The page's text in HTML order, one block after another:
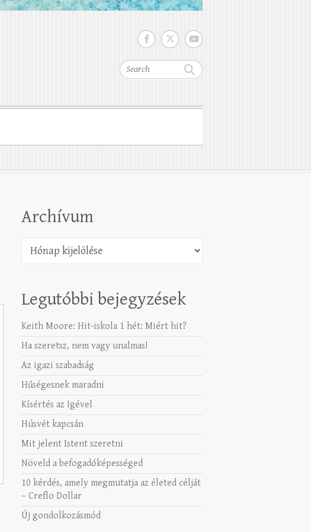
Search
Archívum
Archívum
Legutóbbi bejegyzések
Keith Moore: Hit-iskola 1 hét: Miért hit?
Ha szeretsz, nem vagy unalmas!
Az igazi szabadság
Hűségesnek maradni
Kísértés az Igével
Húsvét kapcsán
Mit jelent Istent szeretni
Növeld a befogadóképességed
10 kérdés, amely megmutatja az életed célját
– Creflo Dollar
Új gondolkozásmód